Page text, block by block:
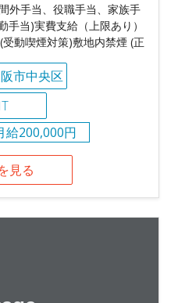
外手当、役職手当、家族手
手当)実費支給（上限あり）
動喫煙対策)敷地内禁煙 (正
市中央区
IT
給200,000円
見る